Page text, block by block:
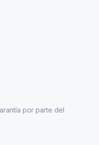
por parte del